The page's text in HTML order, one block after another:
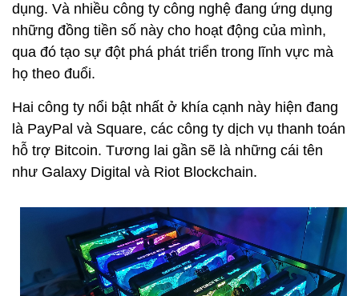
dụng. Và nhiều công ty công nghệ đang ứng dụng
những đồng tiền số này cho hoạt động của mình,
qua đó tạo sự đột phá phát triển trong lĩnh vực mà
họ theo đuổi.
Hai công ty nổi bật nhất ở khía cạnh này hiện đang
là PayPal và Square, các công ty dịch vụ thanh toán
hỗ trợ Bitcoin. Tương lai gần sẽ là những cái tên
như Galaxy Digital và Riot Blockchain.